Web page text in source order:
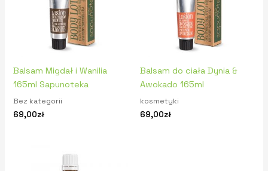
Balsam Migdał i Wanilia
165ml Sapunoteka
Bez kategorii
69,00zł
Balsam do ciała Dynia &
Awokado 165ml
kosmetyki
69,00zł